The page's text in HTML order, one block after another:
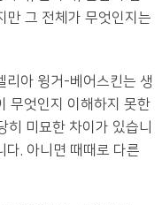
만 그 전체가 무엇인지는
리아 윙거-베어스킨는 생
무엇인지 이해하지 못한
히 미묘한 차이가 있습니
다. 아니면 때때로 다른